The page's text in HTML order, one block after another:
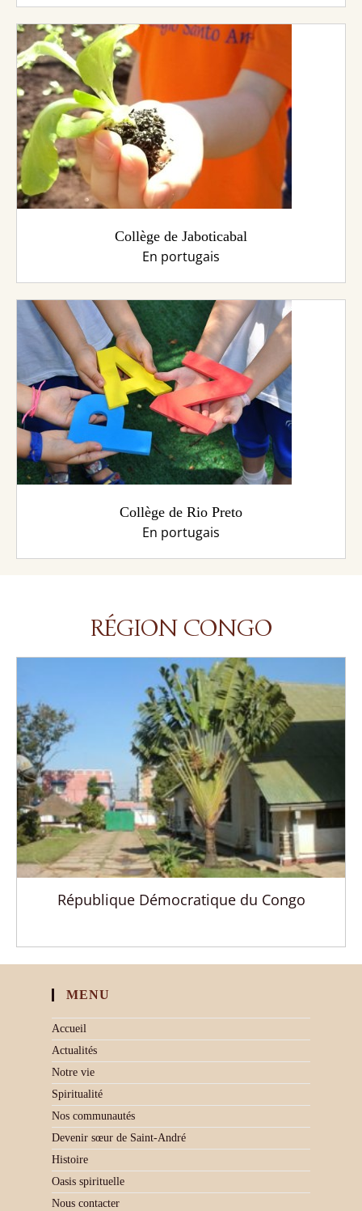
Collège de Jaboticabal
En portugais
Collège de Rio Preto
En portugais
RÉGION CONGO
République Démocratique du Congo
MENU
Accueil
Actualités
Notre vie
Spiritualité
Nos communautés
Devenir sœur de Saint-André
Histoire
Oasis spirituelle
Nous contacter